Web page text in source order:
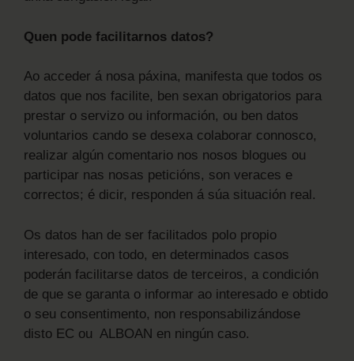
Quen pode facilitarnos datos?
Ao acceder á nosa páxina, manifesta que todos os
datos que nos facilite, ben sexan obrigatorios para
prestar o servizo ou información, ou ben datos
voluntarios cando se desexa colaborar connosco,
realizar algún comentario nos nosos blogues ou
participar nas nosas peticións, son veraces e
correctos; é dicir, responden á súa situación real.
Os datos han de ser facilitados polo propio
interesado, con todo, en determinados casos
poderán facilitarse datos de terceiros, a condición
de que se garanta o informar ao interesado e obtido
o seu consentimento, non responsabilizándose
disto EC ou ALBOAN en ningún caso.